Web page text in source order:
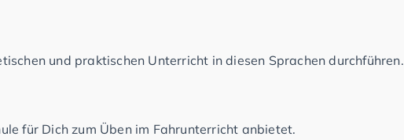
und praktischen Unterricht in diesen Sprachen durchführen.
für Dich zum Üben im Fahrunterricht anbietet.